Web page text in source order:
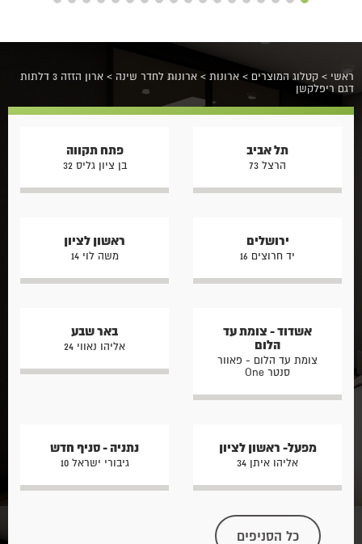
ראשי > קטלוג המוצרים > ארונות > ארונות לחדר שינה >
ארון הזזה 3 דלתות
דגם ריפלקשן
תל אביב
הרצל 73
פתח תקווה
בן ציון גליס 32
ירושלים
יד חרוצים 16
ראשון לציון
משה לוי 14
אשדוד - צומת עד
הלום
צומת עד הלום - פאוור
סנטר One
באר שבע
אליהו נאווי 24
מפעל- ראשון לציון
אליהו איתן 34
נתניה - סניף חדש
גיבורי ישראל 10
כל הסניפים